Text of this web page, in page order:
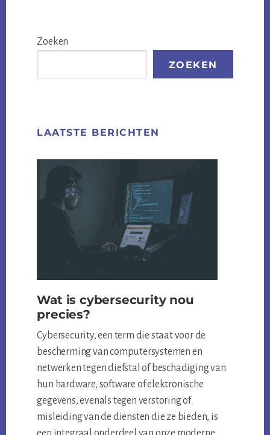
Sidebar
Zoeken
ZOEKEN
LAATSTE BERICHTEN
Wat is cybersecurity nou
precies?
Cybersecurity, een term die staat voor de
bescherming van computersystemen en
netwerken tegen diefstal of beschadiging van
hun hardware, software of elektronische
gegevens, evenals tegen verstoring of
misleiding van de diensten die ze bieden, is